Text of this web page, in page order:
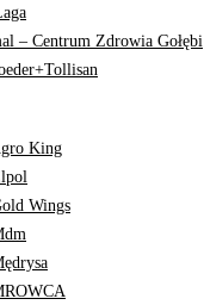
– Centrum Zdrowia Gołębi
King
Wings